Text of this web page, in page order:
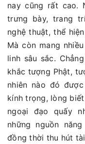
nay cũng rất cao.
trưng bày, trang
nghệ thuật, thể
Mà còn mang
linh sâu sắc.
khắc tượng Phật,
nhiên nào đó
kính trọng, lòng
ngoại đạo quấy
những nguồn
đồng thời thu hút